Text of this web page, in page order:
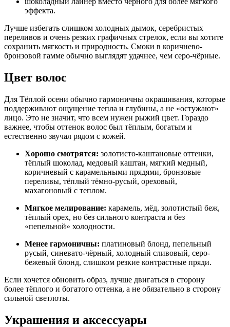
эффекта.
Лучше избегать слишком холодных дымок, серебристых
переливов и очень резких графичных стрелок, если вы хотите
сохранить мягкость и природность. Смоки в коричнево-
бронзовой гамме обычно выглядят удачнее, чем серо-чёрные.
Цвет волос
Для Тёплой осени обычно гармоничны окрашивания, которые
поддерживают ощущение тепла и глубины, а не «остужают»
лицо. Это не значит, что всем нужен рыжий цвет. Гораздо
важнее, чтобы оттенок волос был тёплым, богатым и
естественно звучал рядом с кожей.
Хорошо смотрятся: золотисто-каштановые оттенки,
тёплый шоколад, медовый каштан, мягкий медный,
коричневый с карамельными прядями, бронзовые
переливы, тёплый тёмно-русый, ореховый,
махагоновый с теплом.
Мягкое мелирование: карамель, мёд, золотистый беж,
тёплый орех, но без сильного контраста и без
«пепельной» холодности.
Менее гармоничны: платиновый блонд, пепельный
русый, синевато-чёрный, холодный сливовый, серо-
бежевый блонд, слишком резкие контрастные пряди.
Если хочется обновить образ, лучше двигаться в сторону
более тёплого и богатого оттенка, а не обязательно в сторону
сильной светлоты.
Украшения и аксессуары